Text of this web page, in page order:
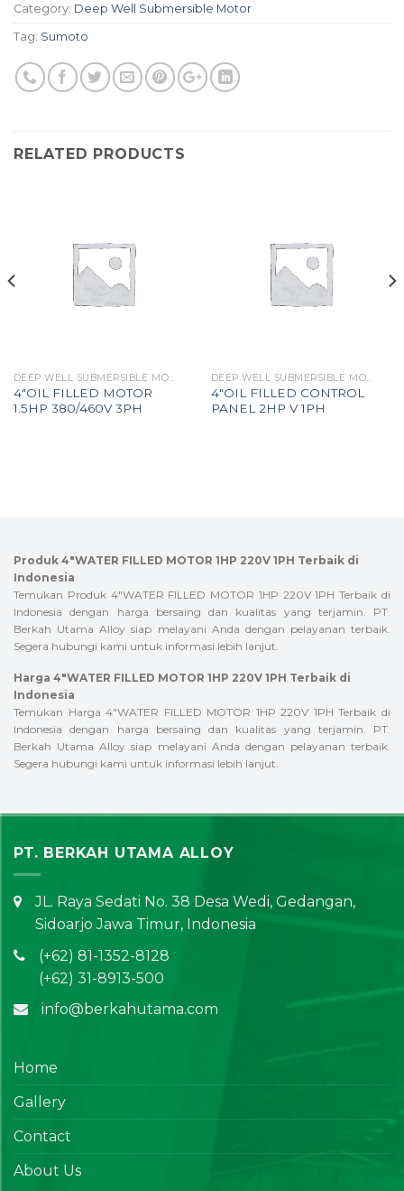
Category: Deep Well Submersible Motor
Tag: Sumoto
RELATED PRODUCTS
DEEP WELL SUBMERSIBLE MOTOR
4″OIL FILLED MOTOR
1.5HP 380/460V 3PH
DEEP WELL SUBMERSIBLE MOTOR
4″OIL FILLED CONTROL
PANEL 2HP V 1PH
Produk 4″WATER FILLED MOTOR 1HP 220V 1PH Terbaik di
Indonesia
Temukan Produk 4″WATER FILLED MOTOR 1HP 220V 1PH Terbaik di
Indonesia dengan harga bersaing dan kualitas yang terjamin. PT.
Berkah Utama Alloy siap melayani Anda dengan pelayanan terbaik.
Segera hubungi kami untuk informasi lebih lanjut.
Harga 4″WATER FILLED MOTOR 1HP 220V 1PH Terbaik di
Indonesia
Temukan Harga 4″WATER FILLED MOTOR 1HP 220V 1PH Terbaik di
Indonesia dengan harga bersaing dan kualitas yang terjamin. PT.
Berkah Utama Alloy siap melayani Anda dengan pelayanan terbaik.
Segera hubungi kami untuk informasi lebih lanjut.
PT. BERKAH UTAMA ALLOY
JL. Raya Sedati No. 38 Desa Wedi, Gedangan,
Sidoarjo Jawa Timur, Indonesia
(+62) 81-1352-8128
(+62) 31-8913-500
info@berkahutama.com
Home
Gallery
Contact
About Us